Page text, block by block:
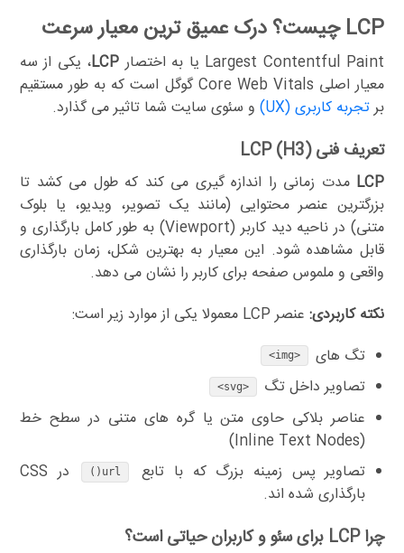
LCP چیست؟ درک عمیق ترین معیار سرعت
Largest Contentful Paint یا به اختصار LCP، یکی از سه
معیار اصلی Core Web Vitals گوگل است که به طور مستقیم
برتجربه کاربری (UX) و سئوی سایت شما تاثیر می گذارد.
تعریف فنی LCP (H3)
LCP مدت زمانی را اندازه گیری می کند که طول می کشد تا
بزرگترین عنصر محتوایی (مانند یک تصویر، ویدیو، یا بلوک
متنی) در ناحیه دید کاربر (Viewport) به طور کامل بارگذاری و
قابل مشاهده شود. این معیار به بهترین شکل، زمان بارگذاری
واقعی و ملموس صفحه برای کاربر را نشان می دهد.
نکته کاربردی: عنصر LCP معمولا یکی از موارد زیر است:
تگ های
<img>
تصاویر داخل تگ <svg>
عناصر بلاکی حاوی متن یا گره های متنی در سطح خط
(Inline Text Nodes)
تصاویر پس زمینه بزرگ که با تابع
url()
در CSS
بارگذاری شده اند.
چرا LCP برای سئو و کاربران حیاتی است؟